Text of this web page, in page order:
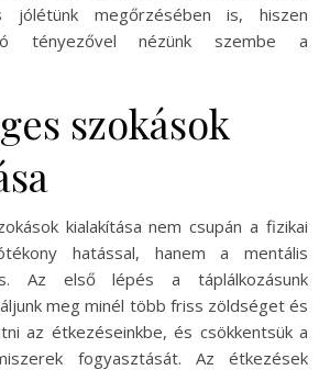
megőrzésében is, hiszen
tényezővel nézünk szembe a
szokások
kialakítása nem csupán a fizikai
hatással, hanem a mentális
Az első lépés a táplálkozásunk
meg minél több friss zöldséget és
az étkezéseinkbe, és csökkentsük a
fogyasztását. Az étkezések